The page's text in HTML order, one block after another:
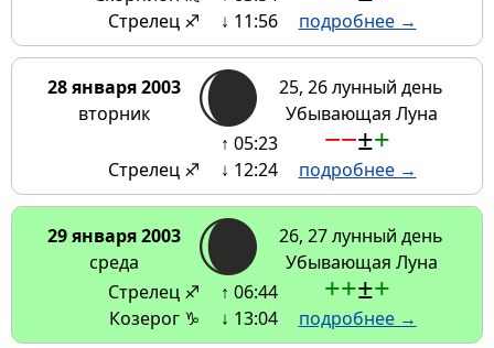
Стрелец ♐
↓ 11:56
подробнее →
28 января 2003
вторник
25, 26 лунный день
Убывающая Луна
Стрелец ♐
↑ 05:23
↓ 12:24
−−±+
подробнее →
29 января 2003
среда
26, 27 лунный день
Убывающая Луна
Стрелец ♐
Козерог ♑
↑ 06:44
↓ 13:04
++±+
подробнее →